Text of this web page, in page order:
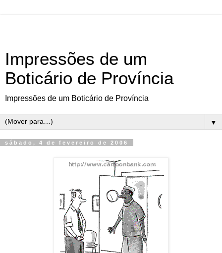
Impressões de um
Boticário de Província
Impressões de um Boticário de Província
▼
sábado, 4 de fevereiro de 2006